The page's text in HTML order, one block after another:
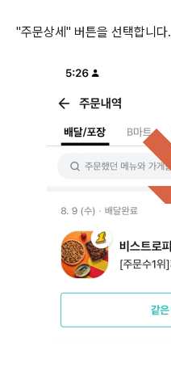
"주문상세" 버튼을 선택합니다.